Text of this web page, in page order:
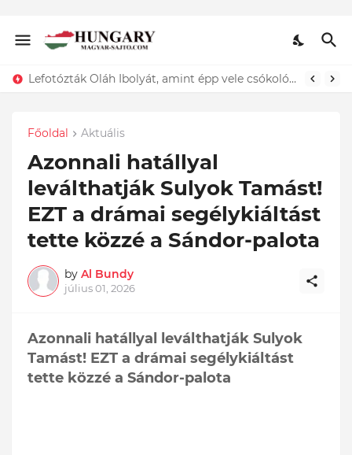
Lefotózták Oláh Ibolyát, amint épp vele csókolózik - EZT nem hiszed el, kinek a karjában kötött ki...ÍME
Főoldal Aktuális
Azonnali hatállyal
leválthatják Sulyok Tamást!
EZT a drámai segélykiáltást
tette közzé a Sándor-palota
by Al Bundy
július 01, 2026
Azonnali hatállyal leválthatják Sulyok
Tamást! EZT a drámai segélykiáltást
tette közzé a Sándor-palota